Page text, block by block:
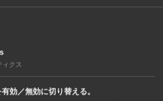
ィクス
効／無効に切り替える。